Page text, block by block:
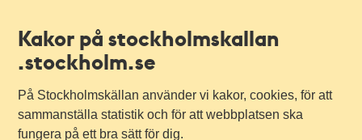
Kakor på stockholmskallan
.stockholm.se
På Stockholmskällan använder vi kakor, cookies, för att
sammanställa statistik och för att webbplatsen ska
fungera på ett bra sätt för dig.